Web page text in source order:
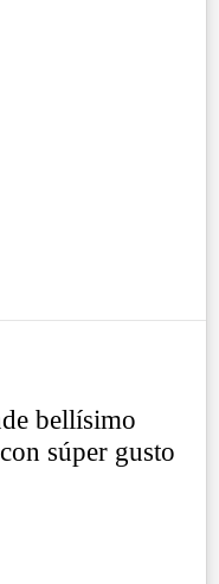
bellísimo
súper gusto